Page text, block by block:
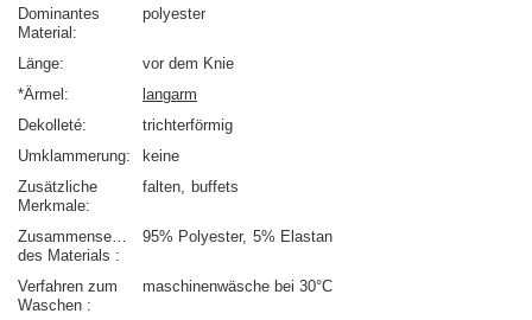
Dominantes
Material
polyester
Länge
vor dem Knie
*Ärmel
langarm
Dekolleté
trichterförmig
Umklammerung
keine
Zusätzliche
Merkmale
falten buffets
Zusammensetzung
des Materials
95% Polyester 5% Elastan
Verfahren zum
Waschen
maschinenwäsche bei 30°C